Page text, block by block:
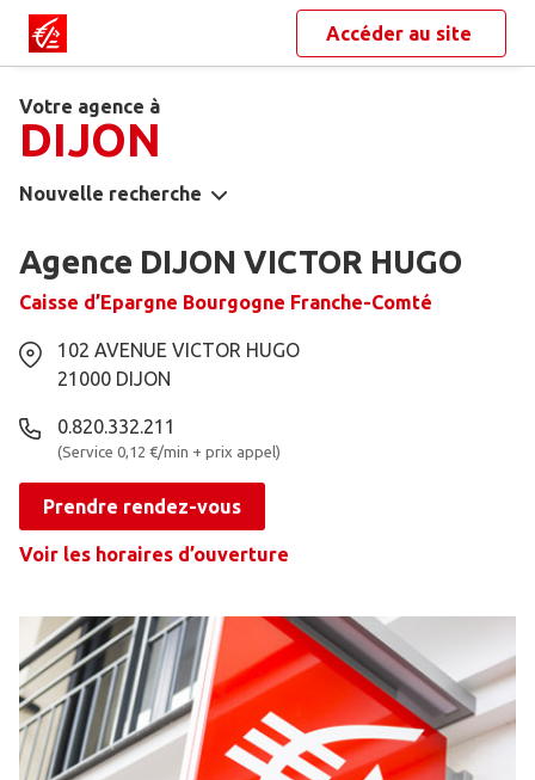
Accéder au site
Votre agence à
DIJON
Nouvelle recherche
Agence DIJON VICTOR HUGO
Caisse d’Epargne Bourgogne Franche-Comté
102 AVENUE VICTOR HUGO
21000 DIJON
0.820.332.211
(Service 0,12 €/min + prix appel)
Prendre rendez-vous
Voir les horaires d’ouverture